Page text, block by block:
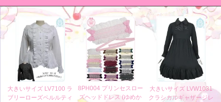
大きいサイズ LV7100 ラ
ブリーローズペルルティ
8PH004 プリンセスロー
ズヘッドドレス (ゆめか
大きいサイズ LVW1031
クラシカルギャザージレ